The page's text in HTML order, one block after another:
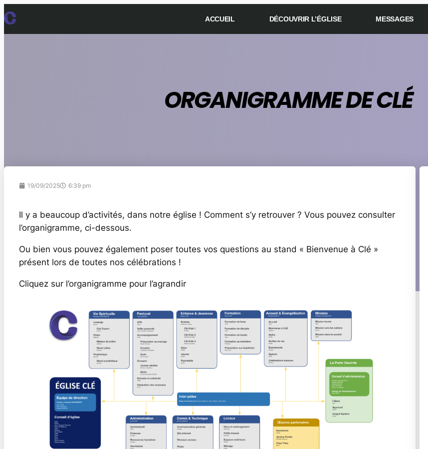
ACCUEIL DÉCOUVRIR L’ÉGLISE MESSAGES
ORGANIGRAMME DE CLÉ
19/09/2025 6:39 pm
Il y a beaucoup d’activités, dans notre église ! Comment s’y retrouver ? Vous pouvez consulter
l’organigramme, ci-dessous.
Ou bien vous pouvez également poser toutes vos questions au stand « Bienvenue à Clé »
présent lors de toutes nos célébrations !
Cliquez sur l’organigramme pour l’agrandir